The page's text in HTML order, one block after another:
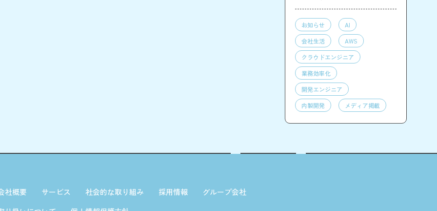
お知らせ
AI
会社生活
AWS
クラウドエンジニア
業務効率化
開発エンジニア
内製開発
メディア掲載
社概要 サービス 社会的な取り組み 採用情報
グループ会社